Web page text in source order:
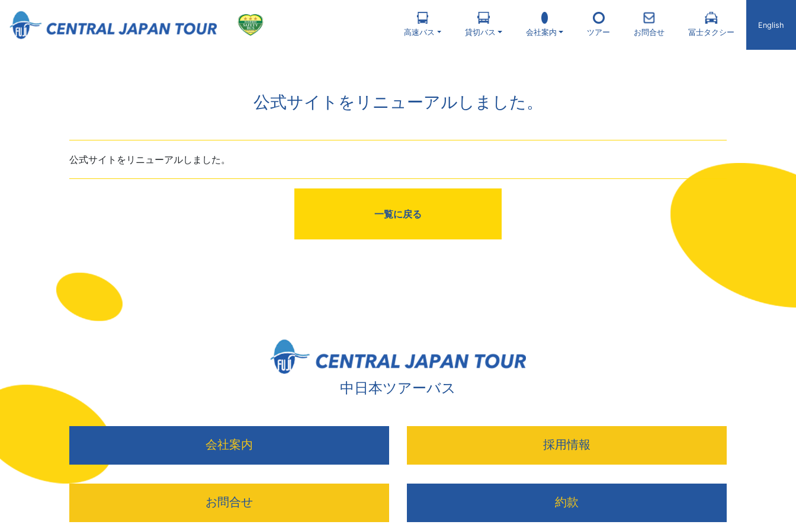
高速バス 貸切バス 会社案内 ツアー お問合せ 冨士タクシー
English
公式サイトをリニューアルしました。
公式サイトをリニューアルしました。
一覧に戻る
中日本ツアーバス
会社案内 採用情報
お問合せ 約款